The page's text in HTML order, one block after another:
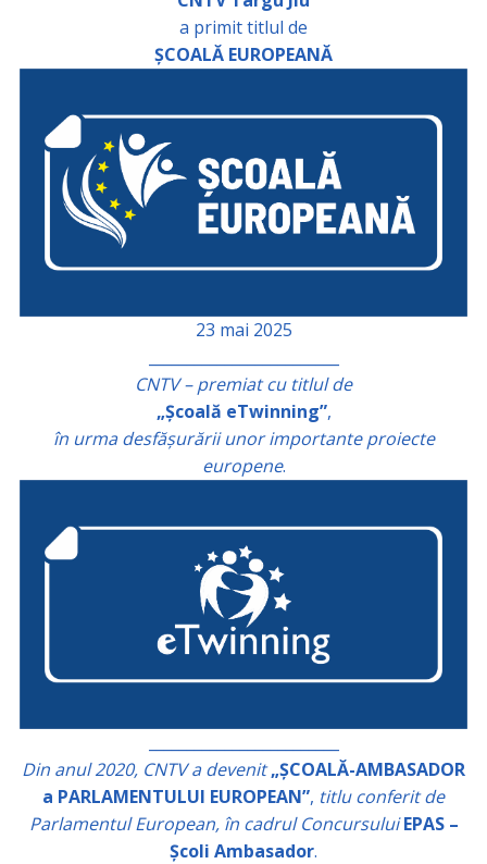
a primit titlul de
ȘCOALĂ EUROPEANĂ
23 mai 2025
CNTV – premiat cu titlul de
„Școală eTwinning”,
în urma desfășurării unor importante proiecte
europene.
Din anul 2020, CNTV a devenit „ȘCOALĂ-AMBASADOR
a PARLAMENTULUI EUROPEAN”, titlu conferit de
Parlamentul European, în cadrul Concursului EPAS –
Școli Ambasador.